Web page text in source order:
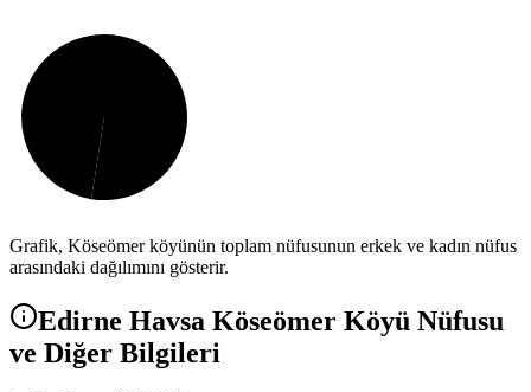
Grafik, Köseömerköyünün toplam nüfusunun erkek ve kadın nüfus
arasındaki dağılımını gösterir.
Edirne Havsa Köseömer Köyü Nüfusu
ve Diğer Bilgileri